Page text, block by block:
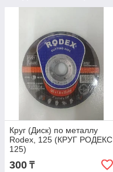
Круг (Диск) по металлу
Rodex, 125 (КРУГ РОДЕКС
125)
300 ₸